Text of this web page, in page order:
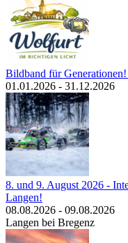
Bildband für
01.01.2026 - 31.12.2026
8. und 9. August 2026 -
Langen!
08.08.2026 - 09.08.2026
Langen bei Bregenz